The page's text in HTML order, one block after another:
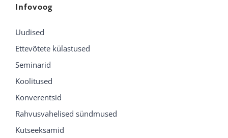
Infovoog
Uudised
Ettevõtete külastused
Seminarid
Koolitused
Konverentsid
Rahvusvahelised sündmused
Kutseeksamid